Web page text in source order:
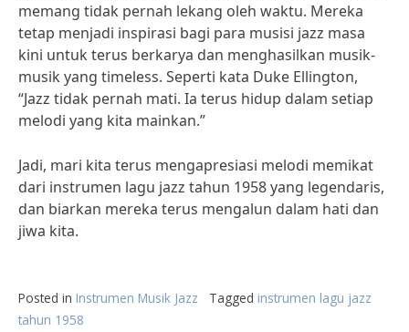
memang tidak pernah lekang oleh waktu. Mereka
tetap menjadi inspirasi bagi para musisi jazz masa
kini untuk terus berkarya dan menghasilkan musik-
musik yang timeless. Seperti kata Duke Ellington,
“Jazz tidak pernah mati. Ia terus hidup dalam setiap
melodi yang kita mainkan.”
Jadi, mari kita terus mengapresiasi melodi memikat
dari instrumen lagu jazz tahun 1958 yang legendaris,
dan biarkan mereka terus mengalun dalam hati dan
jiwa kita.
Posted in Instrumen Musik Jazz Tagged instrumen lagu jazz
tahun 1958